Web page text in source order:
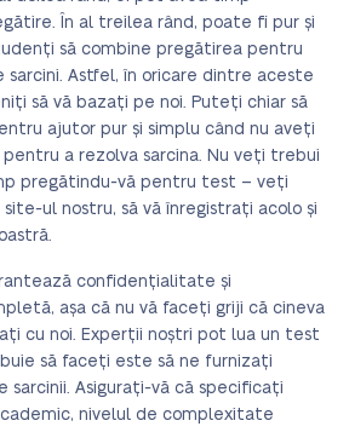
În al treilea rând, poate fi pur și
să combine pregătirea pentru
Astfel, în oricare dintre aceste
să vă bazați pe noi. Puteți chiar să
ajutor pur și simplu când nu aveți
a rezolva sarcina. Nu veți trebui
pregătindu-vă pentru test – veți
ul nostru, să vă înregistrați acolo și
confidențialitate și
așa că nu vă faceți griji că cineva
cu noi. Experții noștri pot lua un test
să faceți este să ne furnizați
sarcinii. Asigurați-vă că specificați
nivelul de complexitate